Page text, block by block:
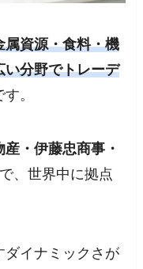
属資源・食料・機
い分野でトレーデ
す。
・伊藤忠商事・
で、世界中に拠点
ダイナミックさが